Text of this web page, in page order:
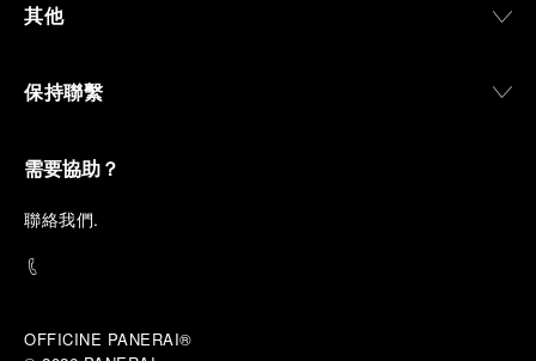
其他
保持聯繫
需要協助？
聯絡我們.
OFFICINE PANERAI®